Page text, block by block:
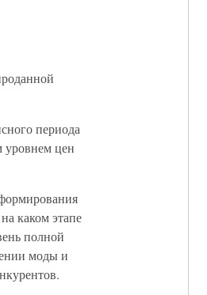
периода
уровнем цен
каком этапе
полной
моды и